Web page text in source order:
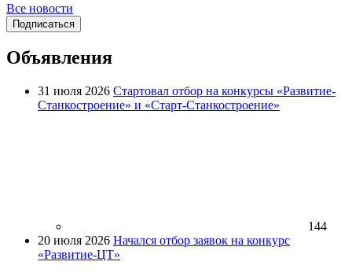
Все новости
Подписаться
Объявления
31 июля 2026 Стартовал отбор на конкурсы «Развитие-
Станкостроение» и «Старт-Станкостроение»
144
20 июля 2026 Начался отбор заявок на конкурс
«Развитие-ЦТ»